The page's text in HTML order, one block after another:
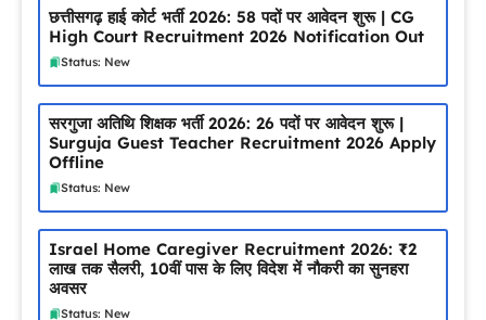
छत्तीसगढ़ हाई कोर्ट भर्ती 2026: 58 पदों पर आवेदन शुरू | CG
High Court Recruitment 2026 Notification Out
Status: New
सरगुजा अतिथि शिक्षक भर्ती 2026: 26 पदों पर आवेदन शुरू |
Surguja Guest Teacher Recruitment 2026 Apply
Offline
Status: New
Israel Home Caregiver Recruitment 2026: ₹2
लाख तक सैलरी, 10वीं पास के लिए विदेश में नौकरी का सुनहरा
अवसर
Status: New